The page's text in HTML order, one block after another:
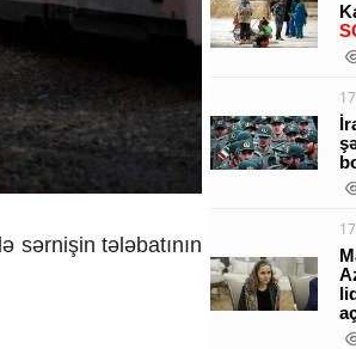
sərnişin tələbatının